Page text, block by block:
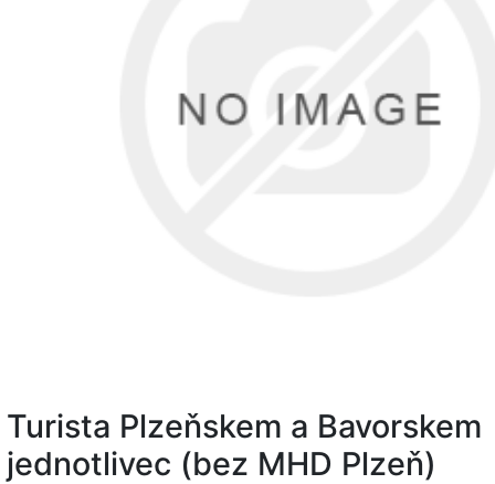
Turista Plzeňskem a Bavorskem
jednotlivec (bez MHD Plzeň)